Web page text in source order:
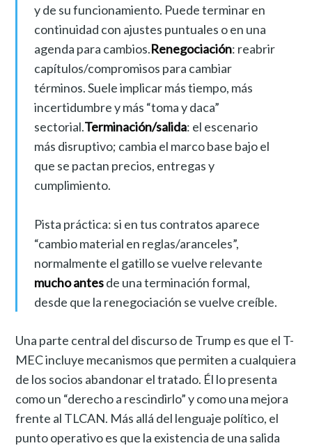
y de su funcionamiento. Puede terminar en
continuidad con ajustes puntuales o en una
agenda para cambios.Renegociación: reabrir
capítulos/compromisos para cambiar
términos. Suele implicar más tiempo, más
incertidumbre y más “toma y daca”
sectorial.Terminación/salida: el escenario
más disruptivo; cambia el marco base bajo el
que se pactan precios, entregas y
cumplimiento.
Pista práctica: si en tus contratos aparece
“cambio material en reglas/aranceles”,
normalmente el gatillo se vuelve relevante
mucho antesde una terminación formal,
desde que la renegociación se vuelve creíble.
Una parte central del discurso de Trump es que el T-
MEC incluye mecanismos que permiten a cualquiera
de los socios abandonar el tratado. Él lo presenta
como un “derecho a rescindirlo” y como una mejora
frente al TLCAN. Más allá del lenguaje político, el
punto operativo es que la existencia de una salida